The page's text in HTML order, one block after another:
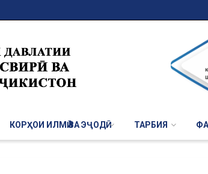
КОРҲОИ ИЛМӢ ВА ЭҶОДӢ ТАРБИЯ